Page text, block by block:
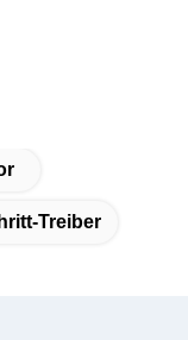
Treiber